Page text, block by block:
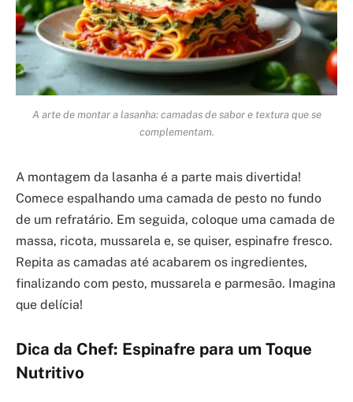
A arte de montar a lasanha: camadas de sabor e textura que se
complementam.
A montagem da lasanha é a parte mais divertida!
Comece espalhando uma camada de pesto no fundo
de um refratário. Em seguida, coloque uma camada de
massa, ricota, mussarela e, se quiser, espinafre fresco.
Repita as camadas até acabarem os ingredientes,
finalizando com pesto, mussarela e parmesão. Imagina
que delícia!
Dica da Chef: Espinafre para um Toque
Nutritivo